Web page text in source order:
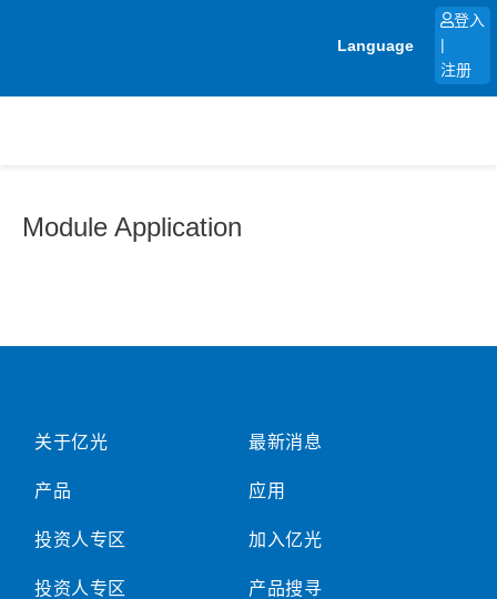
Language
登入
注册
Module Application
关于亿光
产品
投资人专区
投资人专区
最新消息
应用
加入亿光
产品搜寻